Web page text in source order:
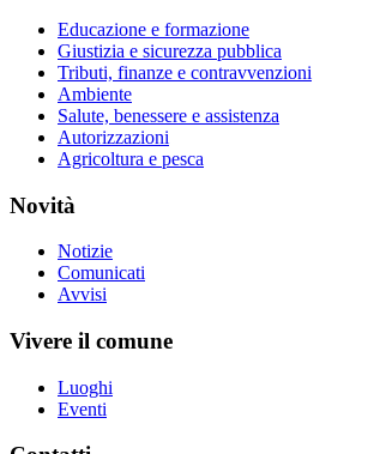
Educazione e formazione
Giustizia e sicurezza pubblica
Tributi, finanze e contravvenzioni
Ambiente
Salute, benessere e assistenza
Autorizzazioni
Agricoltura e pesca
Novità
Notizie
Comunicati
Avvisi
Vivere il comune
Luoghi
Eventi